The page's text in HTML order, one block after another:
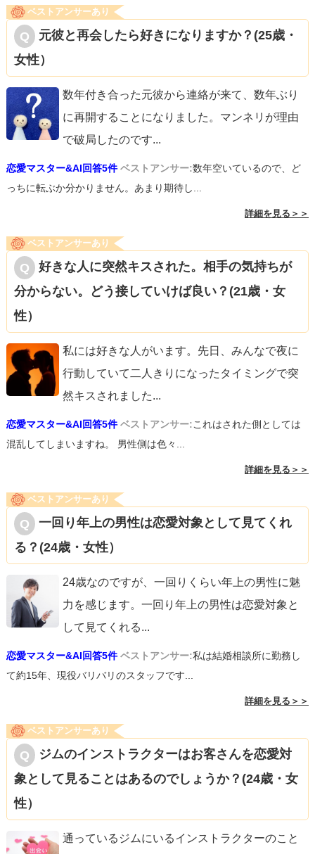
ベストアンサーあり
元彼と再会したら好きになりますか？(25歳・
女性）
数年付き合った元彼から連絡が来て、数年ぶり
に再開することになりました。マンネリが理由
で破局したのです...
恋愛マスター&AI回答5件 ベストアンサー:数年空いているので、ど
っちに転ぶか分かりません。あまり期待し...
詳細を見る＞＞
ベストアンサーあり
好きな人に突然キスされた。相手の気持ちが
分からない。どう接していけば良い？(21歳・女
性）
私には好きな人がいます。先日、みんなで夜に
行動していて二人きりになったタイミングで突
然キスされました...
恋愛マスター&AI回答5件 ベストアンサー:これはされた側としては
混乱してしまいますね。 男性側は色々...
詳細を見る＞＞
ベストアンサーあり
一回り年上の男性は恋愛対象として見てくれ
る？(24歳・女性）
24歳なのですが、一回りくらい年上の男性に魅
力を感じます。一回り年上の男性は恋愛対象と
して見てくれる...
恋愛マスター&AI回答5件 ベストアンサー:私は結婚相談所に勤務し
て約15年、現役バリバリのスタッフです...
詳細を見る＞＞
ベストアンサーあり
ジムのインストラクターはお客さんを恋愛対
象として見ることはあるのでしょうか？(24歳・女
性）
通っているジムにいるインストラクターのこと